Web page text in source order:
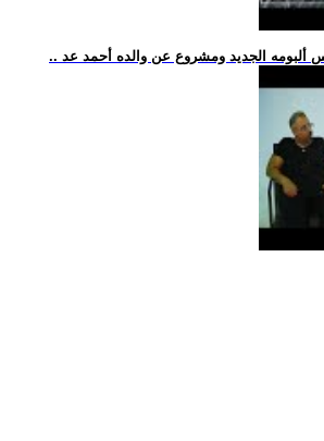
ألبومه الجديد ومشروع عن والده أحمد عد